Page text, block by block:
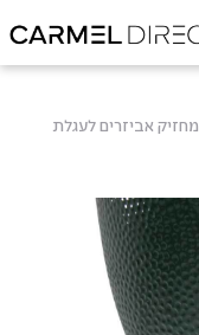
מחזיק אביזרים לעגלת